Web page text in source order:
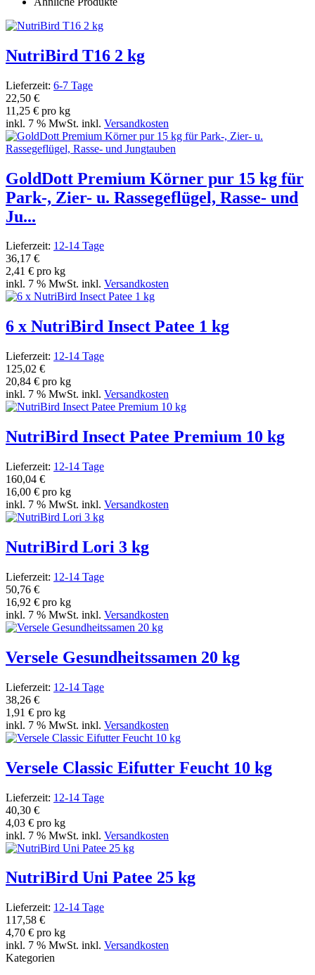
NutriBird T16 2 kg
Lieferzeit: 6-7 Tage
22,50 €
11,25 € pro kg
inkl. 7 % MwSt. inkl. Versandkosten
GoldDott Premium Körner pur 15 kg für
Park-, Zier- u. Rassegeflügel, Rasse- und
Ju...
Lieferzeit: 12-14 Tage
36,17 €
2,41 € pro kg
inkl. 7 % MwSt. inkl. Versandkosten
6 x NutriBird Insect Patee 1 kg
Lieferzeit: 12-14 Tage
125,02 €
20,84 € pro kg
inkl. 7 % MwSt. inkl. Versandkosten
NutriBird Insect Patee Premium 10 kg
Lieferzeit: 12-14 Tage
160,04 €
16,00 € pro kg
inkl. 7 % MwSt. inkl. Versandkosten
NutriBird Lori 3 kg
Lieferzeit: 12-14 Tage
50,76 €
16,92 € pro kg
inkl. 7 % MwSt. inkl. Versandkosten
Versele Gesundheitssamen 20 kg
Lieferzeit: 12-14 Tage
38,26 €
1,91 € pro kg
inkl. 7 % MwSt. inkl. Versandkosten
Versele Classic Eifutter Feucht 10 kg
Lieferzeit: 12-14 Tage
40,30 €
4,03 € pro kg
inkl. 7 % MwSt. inkl. Versandkosten
NutriBird Uni Patee 25 kg
Lieferzeit: 12-14 Tage
117,58 €
4,70 € pro kg
inkl. 7 % MwSt. inkl. Versandkosten
Kategorien